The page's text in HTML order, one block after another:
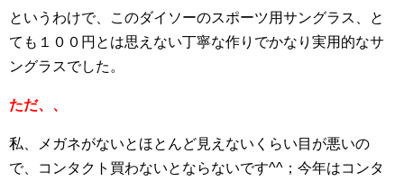
というわけで、このダイソーのスポーツ用サングラス、と
ても１００円とは思えない丁寧な作りでかなり実用的なサ
ングラスでした。
ただ、、
私、メガネがないとほとんど見えないくらい目が悪いの
で、コンタクト買わないとならないです^^；今年はコンタ